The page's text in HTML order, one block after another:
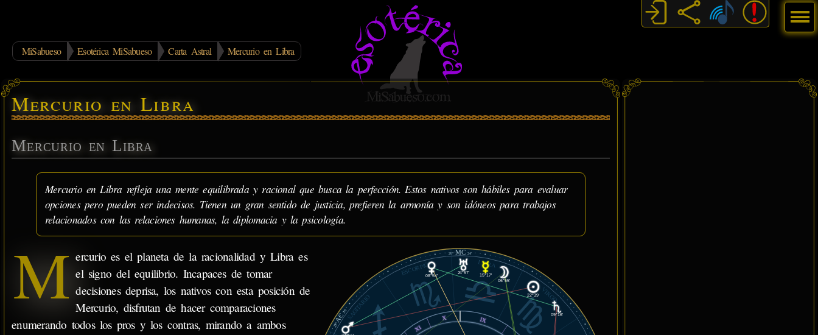
MiSabueso Esotérica MiSabueso Carta Astral Mercurio en Libra
Mercurio en Libra
Mercurio en Libra
Mercurio en Libra refleja una mente equilibrada y racional que busca la perfección. Estos nativos son hábiles para evaluar
opciones pero pueden ser indecisos. Tienen un gran sentido de justicia, prefieren la armonía y son idóneos para trabajos
relacionados con las relaciones humanas, la diplomacia y la psicología.
23°
AC36'
26°MC 24'
VIRGO
LIBRA
ESCORPIÓN
SAGITARIO X
XI
IX
22°39'
06°55'
15°17'
08°54'
09°16'
24°57'
M ercurio es el planeta de la racionalidad y Libra es
el signo del equilibrio. Incapaces de tomar
decisiones deprisa, los nativos con esta posición de
Mercurio, disfrutan de hacer comparaciones
enumerando todos los pros y los contras, mirando a ambos
Menú